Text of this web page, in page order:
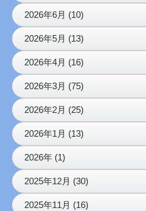
2026年6月 (10)
2026年5月 (13)
2026年4月 (16)
2026年3月 (75)
2026年2月 (25)
2026年1月 (13)
2026年 (1)
2025年12月 (30)
2025年11月 (16)